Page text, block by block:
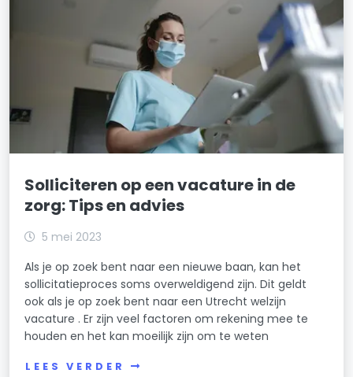
Solliciteren op een vacature in de
zorg: Tips en advies
5 mei 2023
Als je op zoek bent naar een nieuwe baan, kan het
sollicitatieproces soms overweldigend zijn. Dit geldt
ook als je op zoek bent naar een Utrecht welzijn
vacature . Er zijn veel factoren om rekening mee te
houden en het kan moeilijk zijn om te weten
LEES VERDER